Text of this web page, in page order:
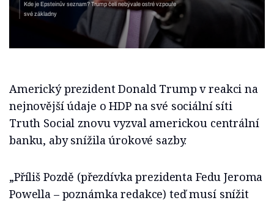
Kde je Epsteinův seznam? Trump čelí nebývale ostré vzpouře
své základny
Americký prezident Donald Trump v reakci na
nejnovější údaje o HDP na své sociální síti
Truth Social znovu vyzval americkou centrální
banku, aby snížila úrokové sazby.
„Příliš Pozdě (přezdívka prezidenta Fedu Jeroma
Powella – poznámka redakce) teď musí snížit